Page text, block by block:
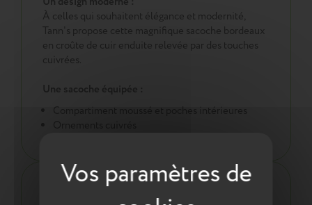
À celles qui souhaitent élégance et modernité,
Tann's propose cette magnifique sacoche bordeaux
en croûte de cuir enduite relevée par des touches
cuivrées.
Une sacoche équipée :
Compartiment moussé et poches intérieures
Les plus du produit :